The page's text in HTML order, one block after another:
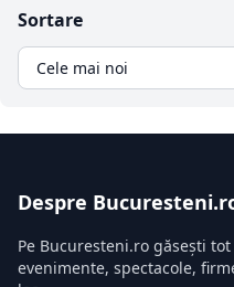
Sortare
Despre
Pe Bucuresteni.ro găsești
evenimente, spectacole,